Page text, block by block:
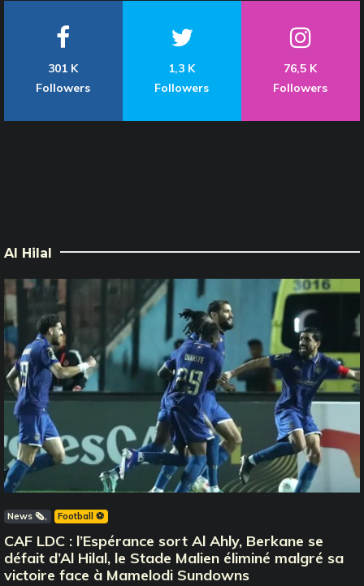
301 K
Followers
1,3 K
Followers
76,5 K
Followers
Al Hilal
News 🗞️ Football ⚽️
CAF LDC : l’Espérance sort Al Ahly, Berkane se
défait d’Al Hilal, le Stade Malien éliminé malgré sa
victoire face à Mamelodi Sundowns